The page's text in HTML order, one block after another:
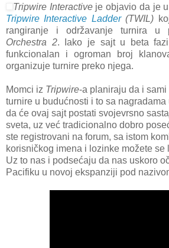
Tripwire Interactive je objavio da je
Tripwire Interactive Ladder(TWIL)
rangiranje i održavanje turnira u
Orchestra 2. Iako je sajt u beta
funkcionalan i ogroman broj
organizuje turnire preko njega.
Momci iz Tripwire-a planiraju da i
turnire u budućnosti i to sa
da će ovaj sajt postati svojevrsno
sveta, uz već tradicionalno dobro
ste registrovani na forum, sa istom
korisničkog imena i lozinke možete se
Uz to nas i podsećaju da nas uskoro
Pacifiku u novoj ekspanziji pod